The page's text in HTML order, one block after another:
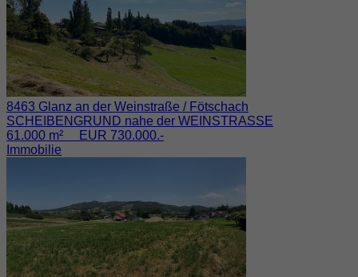
8463 Glanz an der Weinstraße / Fötschach
SCHEIBENGRUND nahe der WEINSTRASSE
61.000 m² EUR 730.000.-
Immobilie